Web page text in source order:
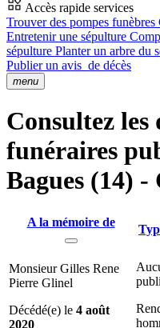
Accès rapide services
Trouver des pompes funèbres
Entretenir une sépulture
sépulture Planter un arbre du
Publier un avis de décès
menu
Consultez
funéraires
Bagues (14) -
A la mémoire de
Monsieur Gilles Rene
Pierre Glinel
Décédé(e) le 4 août
2020